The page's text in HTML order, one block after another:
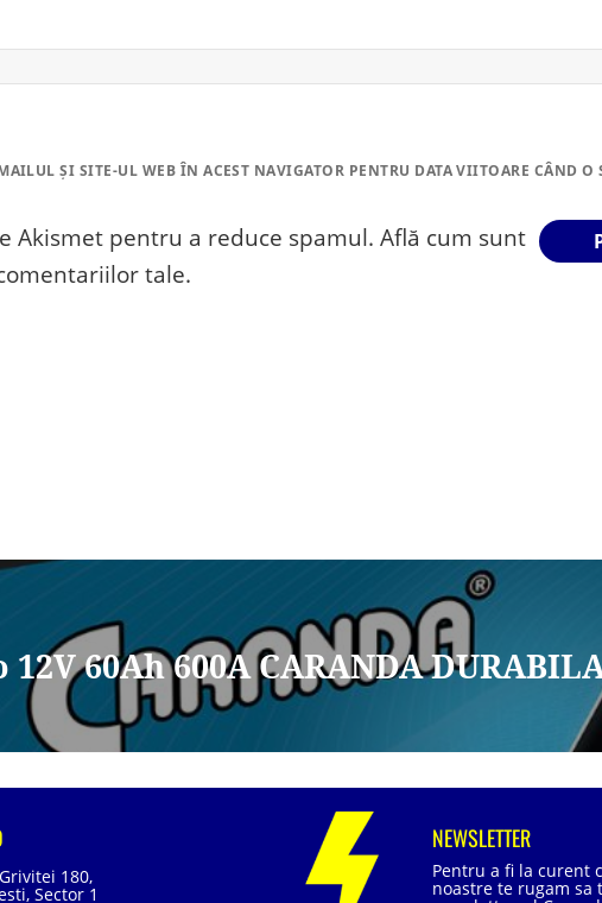
ȘI SITE-UL WEB ÎN ACEST NAVIGATOR PENTRU DATA VIITOARE CÂND O
Akismet pentru a reduce spamul. Află cum sunt
tale.
60Ah 600A CARANDA
180,
Sector 1
NEWSLETTER
Pentru a fi la curent
noastre te rugam sa